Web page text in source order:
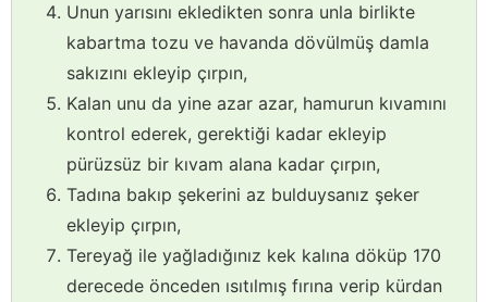
Unun yarısını ekledikten sonra unla birlikte
kabartma tozu ve havanda dövülmüş damla
sakızını ekleyip çırpın,
Kalan unu da yine azar azar, hamurun kıvamını
kontrol ederek, gerektiği kadar ekleyip
pürüzsüz bir kıvam alana kadar çırpın,
Tadına bakıp şekerini az bulduysanız şeker
ekleyip çırpın,
Tereyağ ile yağladığınız kek kalına döküp 170
derecede önceden ısıtılmış fırına verip kürdan